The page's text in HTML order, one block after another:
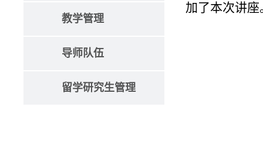
教学管理
导师队伍
留学研究生管理
加了本次讲座